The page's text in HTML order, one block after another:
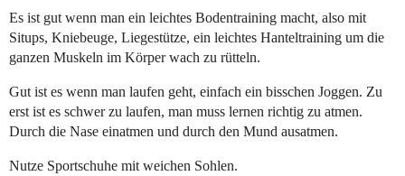
Es ist gut wenn man ein leichtes Bodentraining macht, also mit
Situps, Kniebeuge, Liegestütze, ein leichtes Hanteltraining um die
ganzen Muskeln im Körper wach zu rütteln.
Gut ist es wenn man laufen geht, einfach ein bisschen Joggen. Zu
erst ist es schwer zu laufen, man muss lernen richtig zu atmen.
Durch die Nase einatmen und durch den Mund ausatmen.
Nutze Sportschuhe mit weichen Sohlen.